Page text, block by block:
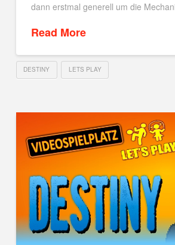
dann erstmal generell um die
Read More
DESTINY LETS PLAY